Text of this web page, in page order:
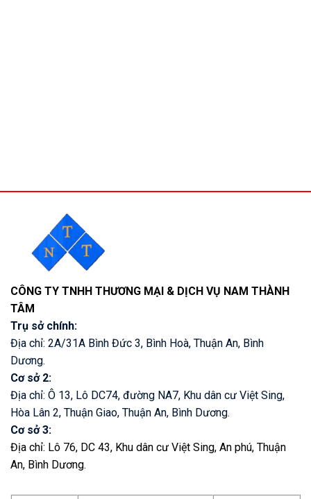
CÔNG TY TNHH THƯƠNG MẠI & DỊCH VỤ NAM THÀNH
TÂM
Trụ sở chính:
Địa chỉ: 2A/31A Bình Đức 3, Bình Hoà, Thuận An, Bình
Dương.
Cơ sở 2:
Địa chỉ: Ô 13, Lô DC74, đường NA7, Khu dân cư Việt Sing,
Hòa Lân 2, Thuận Giao, Thuận An, Bình Dương.
Cơ sở 3:
Địa chỉ: Lô 76, DC 43, Khu dân cư Việt Sing, An phú, Thuận
An, Bình Dương.